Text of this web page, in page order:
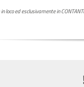
loco ed esclusivamente in